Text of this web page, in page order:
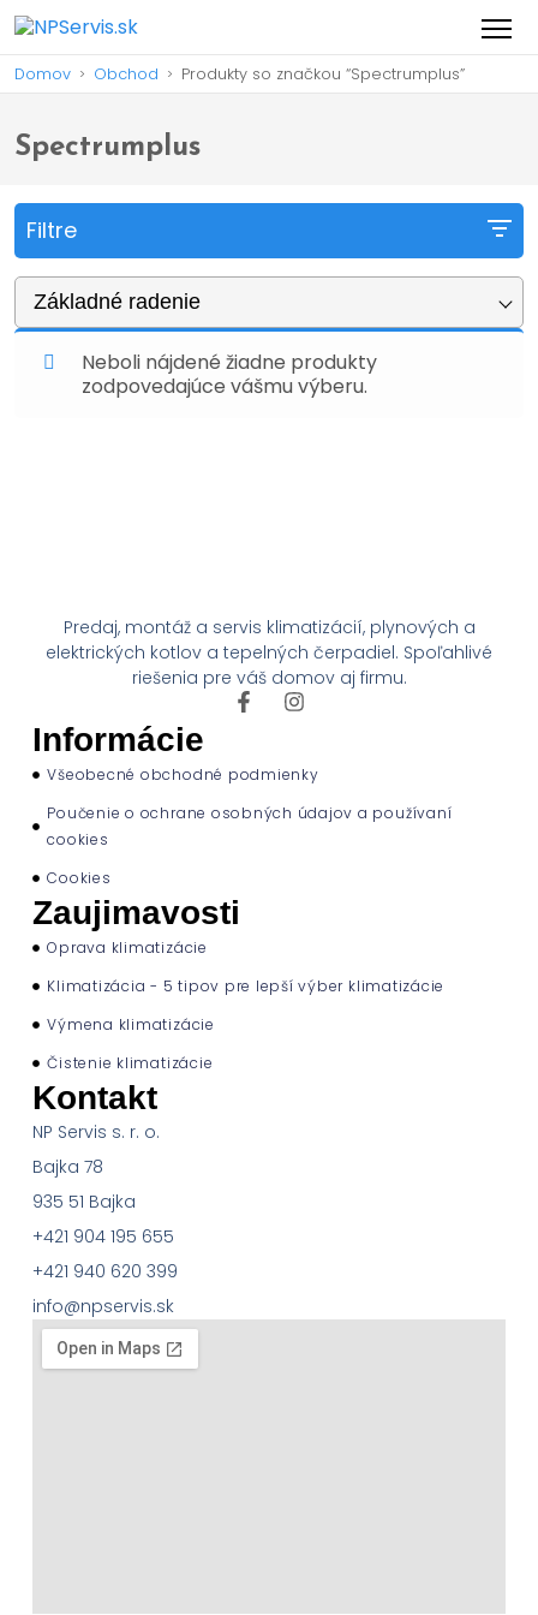
Domov > Obchod > Produkty so značkou “Spectrumplus”
Spectrumplus
Filtre
Základné radenie
Neboli nájdené žiadne produkty
zodpovedajúce vášmu výberu.
Predaj, montáž a servis klimatizácií, plynových a
elektrických kotlov a tepelných čerpadiel. Spoľahlivé
riešenia pre váš domov aj firmu.
Informácie
Všeobecné obchodné podmienky
Poučenie o ochrane osobných údajov a používaní
cookies
Cookies
Zaujimavosti
Oprava klimatizácie
Klimatizácia - 5 tipov pre lepší výber klimatizácie
Výmena klimatizácie
Čistenie klimatizácie
Kontakt
NP Servis s. r. o.
Bajka 78
935 51 Bajka
+421 904 195 655
+421 940 620 399
info@npservis.sk